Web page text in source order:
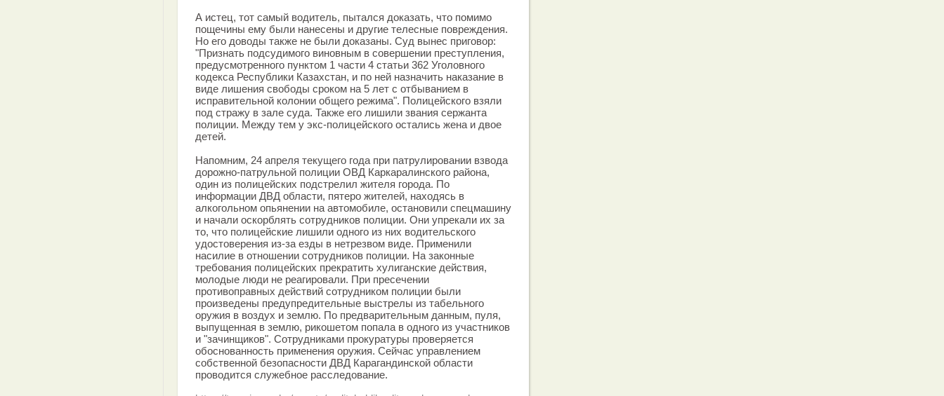
А истец, тот самый водитель, пытался доказать, что помимо
пощечины ему были нанесены и другие телесные повреждения.
Но его доводы также не были доказаны. Суд вынес приговор:
"Признать подсудимого виновным в совершении преступления,
предусмотренного пунктом 1 части 4 статьи 362 Уголовного
кодекса Республики Казахстан, и по ней назначить наказание в
виде лишения свободы сроком на 5 лет с отбыванием в
исправительной колонии общего режима". Полицейского взяли
под стражу в зале суда. Также его лишили звания сержанта
полиции. Между тем у экс-полицейского остались жена и двое
детей.
Напомним, 24 апреля текущего года при патрулировании взвода
дорожно-патрульной полиции ОВД Каркаралинского района,
один из полицейских подстрелил жителя города. По
информации ДВД области, пятеро жителей, находясь в
алкогольном опьянении на автомобиле, остановили спецмашину
и начали оскорблять сотрудников полиции. Они упрекали их за
то, что полицейские лишили одного из них водительского
удостоверения из-за езды в нетрезвом виде. Применили
насилие в отношении сотрудников полиции. На законные
требования полицейских прекратить хулиганские действия,
молодые люди не реагировали. При пресечении
противоправных действий сотрудником полиции были
произведены предупредительные выстрелы из табельного
оружия в воздух и землю. По предварительным данным, пуля,
выпущенная в землю, рикошетом попала в одного из участников
и "зачинщиков". Сотрудниками прокуратуры проверяется
обоснованность применения оружия. Сейчас управлением
собственной безопасности ДВД Карагандинской области
проводится служебное расследование.